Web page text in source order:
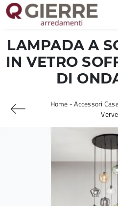
LAMPADA A
IN VETRO
DI
Home -Accessori
Verve